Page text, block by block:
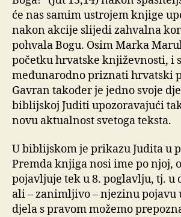
će nas samim ustrojem knjige
nakon akcije slijedi zahvalna
pohvala Bogu. Osim Marka
početku hrvatske književnosti, i
međunarodno priznati hrvatski
Gavran također je jedno svoje
biblijskoj Juditi upozoravajući
novu aktualnost svetoga teksta.
U biblijskom je prikazu Judita u
Premda knjiga nosi ime po njoj,
pojavljuje tek u 8. poglavlju, tj. u
ali – zanimljivo – njezinu
djela s pravom možemo